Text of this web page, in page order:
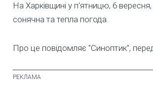
На Харківщині у п'ятницю, 6
сонячна та тепла погода.
Про це повідомляє "Синоптик",